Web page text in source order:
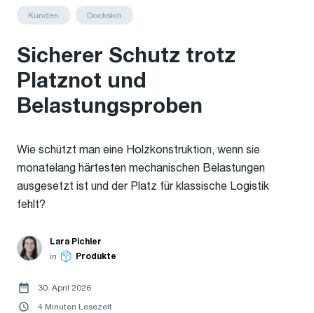
Kunden Dockskin
Sicherer Schutz trotz
Platznot und
Belastungsproben
Wie schützt man eine Holzkonstruktion, wenn sie
monatelang härtesten mechanischen Belastungen
ausgesetzt ist und der Platz für klassische Logistik
fehlt?
Lara Pichler
in
Produkte
30. April 2026
4 Minuten Lesezeit